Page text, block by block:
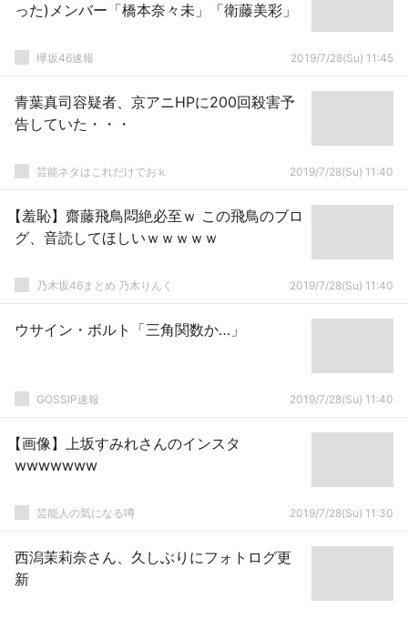
った)メンバー「橋本奈々未」「衛藤美彩」
欅坂46速報 2019/7/28(Su) 11:45
青葉真司容疑者、京アニHPに200回殺害予
告していた・・・
芸能ネタはこれだけでおｋ 2019/7/28(Su) 11:40
【羞恥】齋藤飛鳥悶絶必至ｗ この飛鳥のブロ
グ、音読してほしいｗｗｗｗｗ
乃木坂46まとめ 乃木りんく 2019/7/28(Su) 11:40
ウサイン・ボルト「三角関数か…」
GOSSIP速報 2019/7/28(Su) 11:40
【画像】上坂すみれさんのインスタ
wwwwwww
芸能人の気になる噂 2019/7/28(Su) 11:30
西潟茉莉奈さん、久しぶりにフォトログ更
新